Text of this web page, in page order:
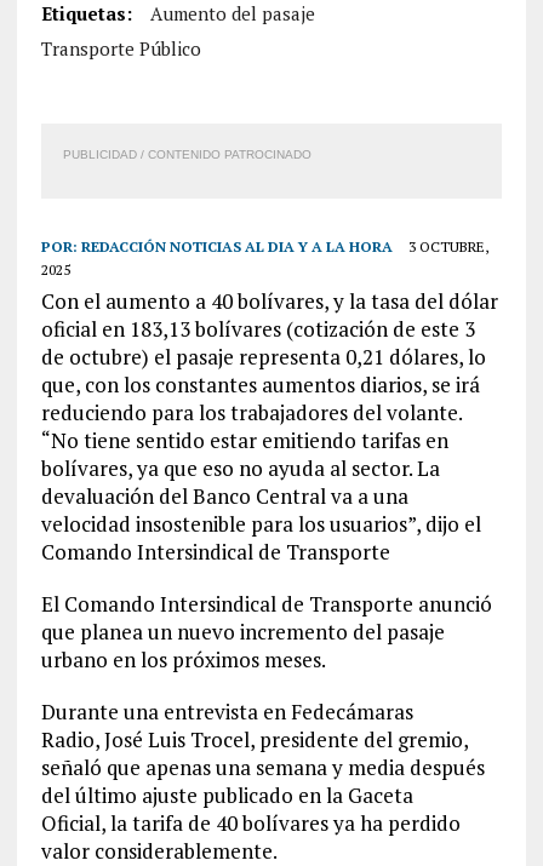
Etiquetas:
Aumento del pasaje
Transporte Público
PUBLICIDAD / CONTENIDO PATROCINADO
POR: REDACCIÓN NOTICIAS AL DIA Y A LA HORA
3 OCTUBRE,
2025
Con el aumento a 40 bolívares, y la tasa del dólar
oficial en 183,13 bolívares (cotización de este 3
de octubre) el pasaje representa 0,21 dólares, lo
que, con los constantes aumentos diarios, se irá
reduciendo para los trabajadores del volante.
“No tiene sentido estar emitiendo tarifas en
bolívares, ya que eso no ayuda al sector. La
devaluación del Banco Central va a una
velocidad insostenible para los usuarios”, dijo el
Comando Intersindical de Transporte
El Comando Intersindical de Transporte anunció
que planea un nuevo incremento del pasaje
urbano en los próximos meses.
Durante una entrevista en Fedecámaras
Radio, José Luis Trocel, presidente del gremio,
señaló que apenas una semana y media después
del último ajuste publicado en la Gaceta
Oficial, la tarifa de 40 bolívares ya ha perdido
valor considerablemente.